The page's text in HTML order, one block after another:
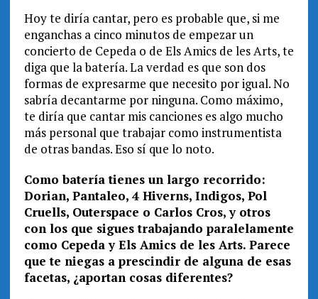
Hoy te diría cantar, pero es probable que, si me
enganchas a cinco minutos de empezar un
concierto de Cepeda o de Els Amics de les Arts, te
diga que la batería. La verdad es que son dos
formas de expresarme que necesito por igual. No
sabría decantarme por ninguna. Como máximo,
te diría que cantar mis canciones es algo mucho
más personal que trabajar como instrumentista
de otras bandas. Eso sí que lo noto.
Como batería tienes un largo recorrido:
Dorian, Pantaleo, 4 Hiverns, Indigos, Pol
Cruells, Outerspace o Carlos Cros, y otros
con los que sigues trabajando paralelamente
como Cepeda y Els Amics de les Arts. Parece
que te niegas a prescindir de alguna de esas
facetas, ¿aportan cosas diferentes?